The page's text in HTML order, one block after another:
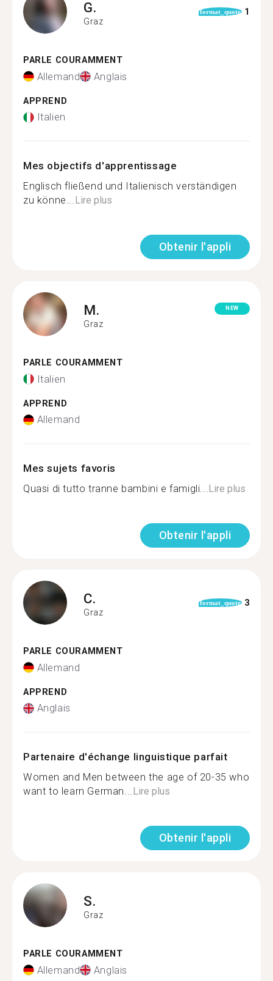
G.
Graz
format_quote 1
PARLE COURAMMENT
Allemand Anglais
APPREND
Italien
Mes objectifs d'apprentissage
Englisch fließend und Italienisch verständigen
zu könne...Lire plus
Obtenir l'appli
M.
Graz
NEW
PARLE COURAMMENT
Italien
APPREND
Allemand
Mes sujets favoris
Quasi di tutto tranne bambini e famigli...Lire plus
Obtenir l'appli
C.
Graz
format_quote 3
PARLE COURAMMENT
Allemand
APPREND
Anglais
Partenaire d'échange linguistique parfait
Women and Men between the age of 20-35 who
want to learn German...Lire plus
Obtenir l'appli
S.
Graz
PARLE COURAMMENT
Allemand Anglais